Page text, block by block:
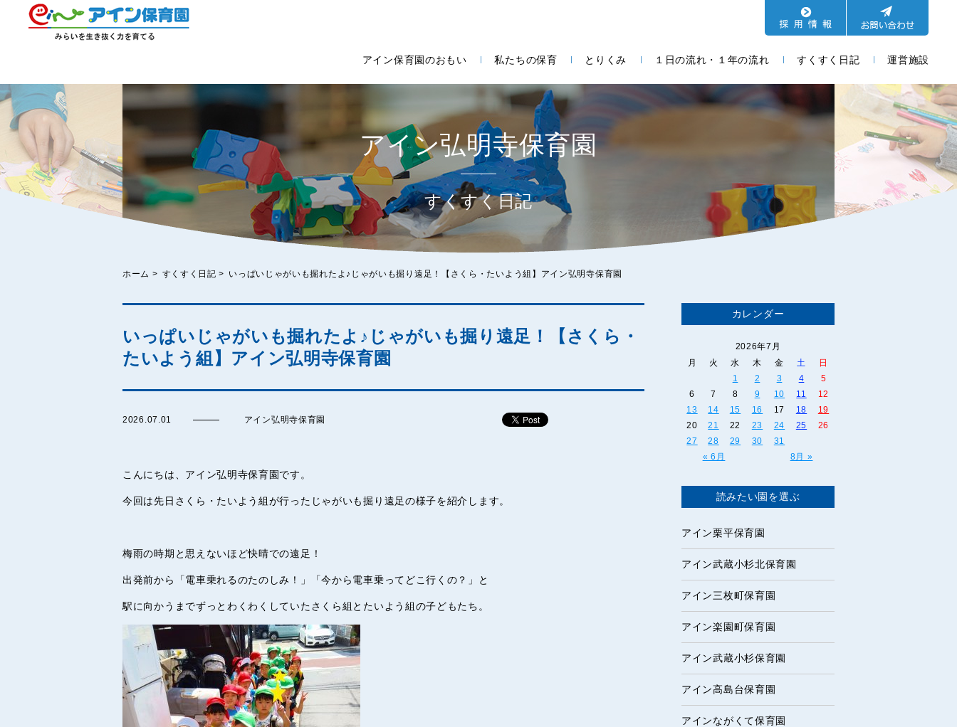
アイン保育園のおもい 私たちの保育 とりくみ １日の流れ・１年の流れ すくすく日記 運営施設
アイン弘明寺保育園
すくすく日記
ホーム > すくすく日記 > いっぱいじゃがいも掘れたよ♪じゃがいも掘り遠足！【さくら・たいよう組】アイン弘明寺保育園
いっぱいじゃがいも掘れたよ♪じゃがいも掘り遠足！【さくら・
たいよう組】アイン弘明寺保育園
2026.07.01 アイン弘明寺保育園
こんにちは、アイン弘明寺保育園です。
今回は先日さくら・たいよう組が行ったじゃがいも掘り遠足の様子を紹介します。
梅雨の時期と思えないほど快晴での遠足！
出発前から「電車乗れるのたのしみ！」「今から電車乗ってどこ行くの？」と
駅に向かうまでずっとわくわくしていたさくら組とたいよう組の子どもたち。
カレンダー
2026年7月
月
火 水 木 金 土 日
« 6月 8月 »
1 2 3 4
5
6
7 8 9 10 11
12
13
14 15 16 17 18
19
20
21 22 23 24 25
26
27
28 29 30 31
読みたい園を選ぶ
アイン栗平保育園
アイン武蔵小杉北保育園
アイン三枚町保育園
アイン楽園町保育園
アイン武蔵小杉保育園
アイン高島台保育園
アインながくて保育園